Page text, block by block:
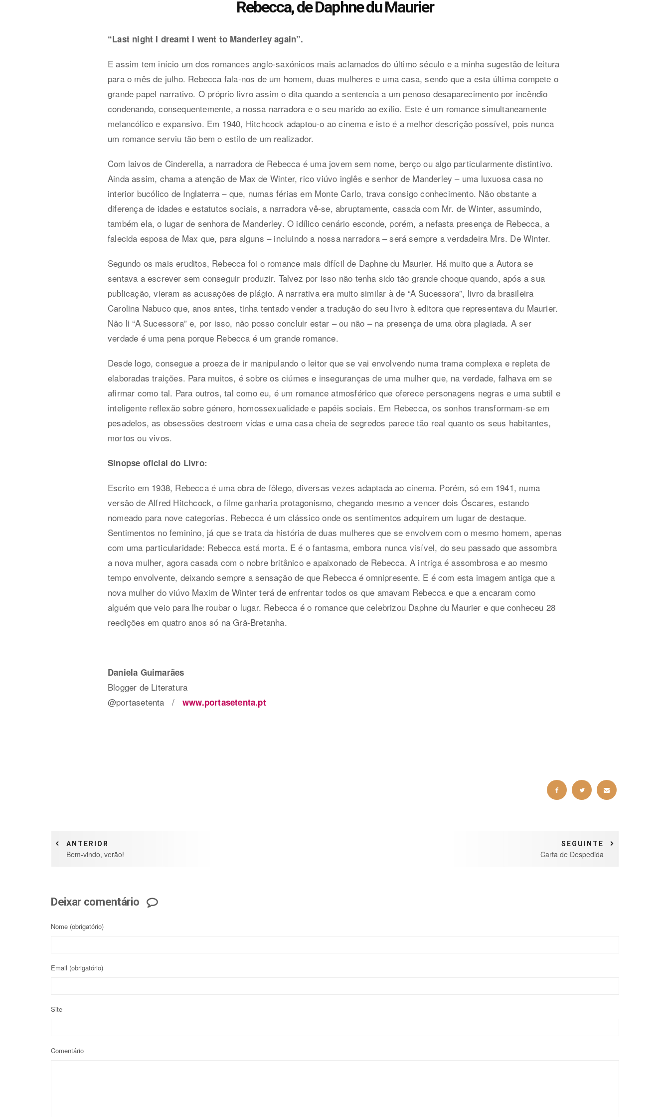
Rebecca, de Daphne du Maurier
“Last night I dreamt I went to Manderley again”.
E assim tem início um dos romances anglo-saxónicos mais aclamados do último século e a minha sugestão de leitura
para o mês de julho. Rebecca fala-nos de um homem, duas mulheres e uma casa, sendo que a esta última compete o
grande papel narrativo. O próprio livro assim o dita quando a sentencia a um penoso desaparecimento por incêndio
condenando, consequentemente, a nossa narradora e o seu marido ao exílio. Este é um romance simultaneamente
melancólico e expansivo. Em 1940, Hitchcock adaptou-o ao cinema e isto é a melhor descrição possível, pois nunca
um romance serviu tão bem o estilo de um realizador.
Com laivos de Cinderella, a narradora de Rebecca é uma jovem sem nome, berço ou algo particularmente distintivo.
Ainda assim, chama a atenção de Max de Winter, rico viúvo inglês e senhor de Manderley – uma luxuosa casa no
interior bucólico de Inglaterra – que, numas férias em Monte Carlo, trava consigo conhecimento. Não obstante a
diferença de idades e estatutos sociais, a narradora vê-se, abruptamente, casada com Mr. de Winter, assumindo,
também ela, o lugar de senhora de Manderley. O idílico cenário esconde, porém, a nefasta presença de Rebecca, a
falecida esposa de Max que, para alguns – incluindo a nossa narradora – será sempre a verdadeira Mrs. De Winter.
Segundo os mais eruditos, Rebecca foi o romance mais difícil de Daphne du Maurier. Há muito que a Autora se
sentava a escrever sem conseguir produzir. Talvez por isso não tenha sido tão grande choque quando, após a sua
publicação, vieram as acusações de plágio. A narrativa era muito similar à de “A Sucessora”, livro da brasileira
Carolina Nabuco que, anos antes, tinha tentado vender a tradução do seu livro à editora que representava du Maurier.
Não li “A Sucessora” e, por isso, não posso concluir estar – ou não – na presença de uma obra plagiada. A ser
verdade é uma pena porque Rebecca é um grande romance.
Desde logo, consegue a proeza de ir manipulando o leitor que se vai envolvendo numa trama complexa e repleta de
elaboradas traições. Para muitos, é sobre os ciúmes e inseguranças de uma mulher que, na verdade, falhava em se
afirmar como tal. Para outros, tal como eu, é um romance atmosférico que oferece personagens negras e uma subtil e
inteligente reflexão sobre género, homossexualidade e papéis sociais. Em Rebecca, os sonhos transformam-se em
pesadelos, as obsessões destroem vidas e uma casa cheia de segredos parece tão real quanto os seus habitantes,
mortos ou vivos.
Sinopse oficial do Livro:
Escrito em 1938, Rebecca é uma obra de fôlego, diversas vezes adaptada ao cinema. Porém, só em 1941, numa
versão de Alfred Hitchcock, o filme ganharia protagonismo, chegando mesmo a vencer dois Óscares, estando
nomeado para nove categorias. Rebecca é um clássico onde os sentimentos adquirem um lugar de destaque.
Sentimentos no feminino, já que se trata da história de duas mulheres que se envolvem com o mesmo homem, apenas
com uma particularidade: Rebecca está morta. E é o fantasma, embora nunca visível, do seu passado que assombra
a nova mulher, agora casada com o nobre britânico e apaixonado de Rebecca. A intriga é assombrosa e ao mesmo
tempo envolvente, deixando sempre a sensação de que Rebecca é omnipresente. E é com esta imagem antiga que a
nova mulher do viúvo Maxim de Winter terá de enfrentar todos os que amavam Rebecca e que a encaram como
alguém que veio para lhe roubar o lugar. Rebecca é o romance que celebrizou Daphne du Maurier e que conheceu 28
reedições em quatro anos só na Grã-Bretanha.
Daniela Guimarães
Blogger de Literatura
@portasetenta
/ www.portasetenta.pt
ANTERIOR
Bem-vindo, verão!
SEGUINTE
Carta de Despedida
Deixar comentário
Nome (obrigatório)
Email (obrigatório)
Site
Comentário